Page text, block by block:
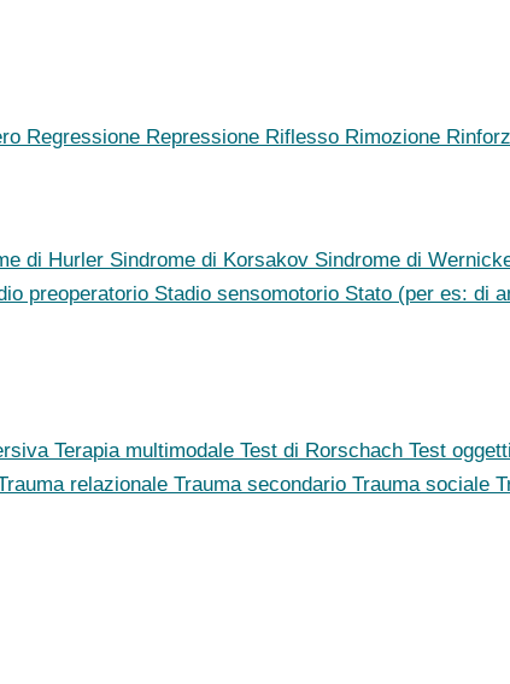
Regressione Repressione Riflesso Rimozione
di Hurler Sindrome di Korsakov Sindrome di
preoperatorio Stadio sensomotorio Stato (per es: di
Terapia multimodale Test di Rorschach Test
relazionale Trauma secondario Trauma sociale